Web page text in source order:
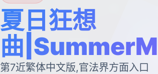
夏日狂想
曲
第7近繁体中文版,官法界方面入口